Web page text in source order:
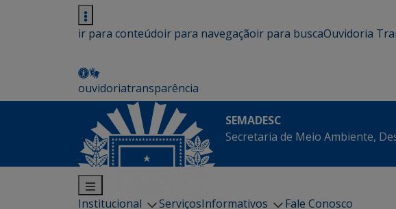
ir para conteúdoir para navegaçãoir para buscaOuvidoria
ouvidoriatransparência
SEMADESC
Secretaria de Meio Ambiente,
Institucional ServiçosInformativos
Fale Conosco